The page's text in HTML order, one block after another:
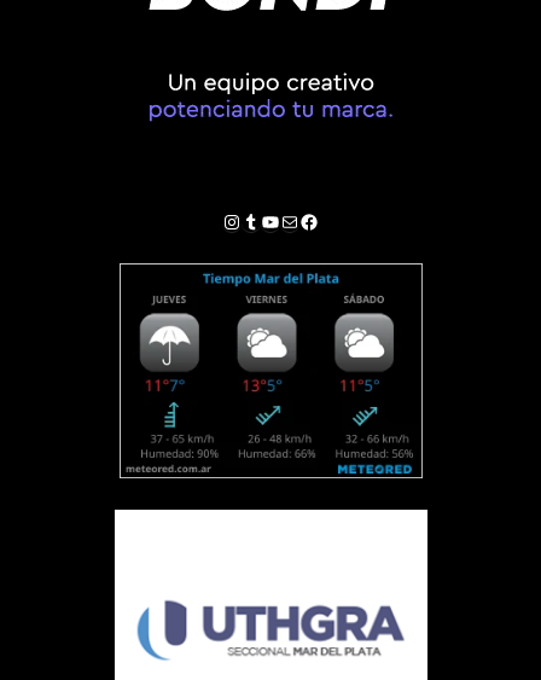
Instagram
Tumblr
YouTube
Correo electrónico
Facebook